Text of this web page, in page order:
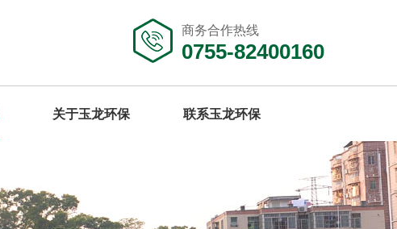
商务合作热线
0755-82400160
关于玉龙环保 联系玉龙环保